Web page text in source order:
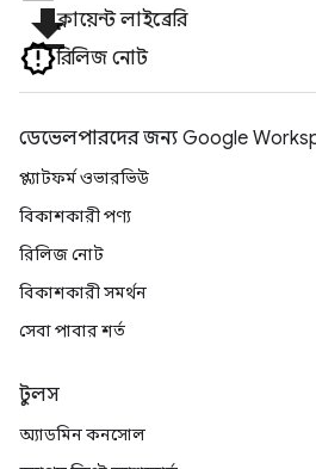
file_downloadক্লায়েন্ট লাইব্রেরি
রিলিজ নোট
ডেভেলপারদের জন্য Google
প্ল্যাটফর্ম ওভারভিউ
বিকাশকারী পণ্য
রিলিজ নোট
বিকাশকারী সমর্থন
সেবা পাবার শর্ত
টুলস
অ্যাডমিন কনসোল